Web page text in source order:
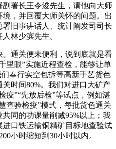
署长王令浚先生，请他向大师
，并回覆大师关怀的问题。出
旧事讲话人、统计阐发司司长
林少滨先生。
通关便未便利，说到底就是看
里眼”实施近程查检，能够让单
奉行实空包拆等高新手艺货色
时间80%。我们对进口大矿产
疫”“先放后检”等试点，例如湛
查验检疫”模式，每批货色通关
同的功课量削减95%以上；我
口铁运输铜精矿目标地查验试
小时缩短到30小时以内。